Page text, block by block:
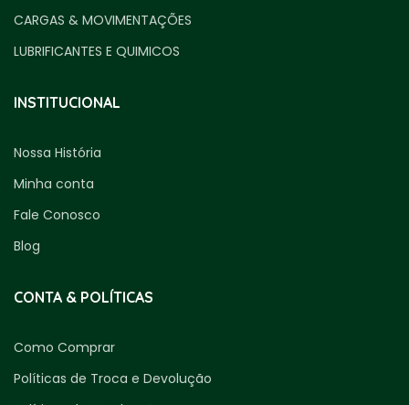
CARGAS & MOVIMENTAÇÕES
LUBRIFICANTES E QUIMICOS
INSTITUCIONAL
Nossa História
Minha conta
Fale Conosco
Blog
CONTA & POLÍTICAS
Como Comprar
Políticas de Troca e Devolução